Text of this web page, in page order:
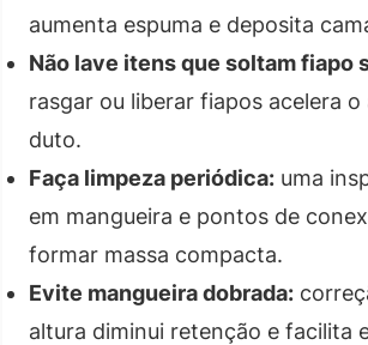
aumenta espuma e deposita
Não lave itens que soltam fiapo
rasgar ou liberar fiapos acelera o
duto.
Faça limpeza periódica: uma
em mangueira e pontos de
formar massa compacta.
Evite mangueira dobrada:
altura diminui retenção e facilita